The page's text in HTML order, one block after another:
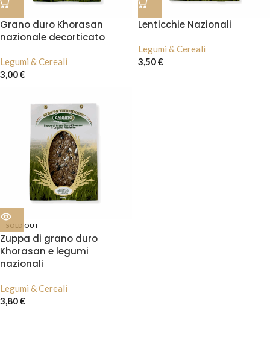
Grano duro Khorasan
nazionale decorticato
Legumi & Cereali
3,00€
Lenticchie Nazionali
Legumi & Cereali
3,50€
SOLD OUT
Zuppa di grano duro
Khorasan e legumi
nazionali
Legumi & Cereali
3,80€